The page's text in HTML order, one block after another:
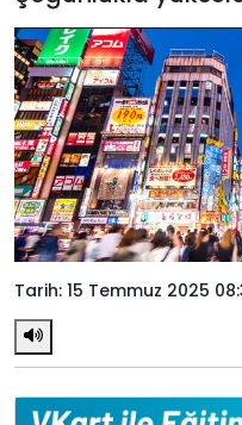
Tarih: 15 Temmuz 2025